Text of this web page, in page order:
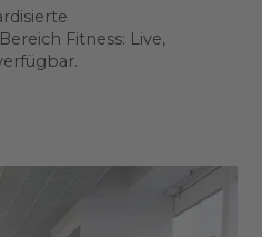
Fitness: Live,